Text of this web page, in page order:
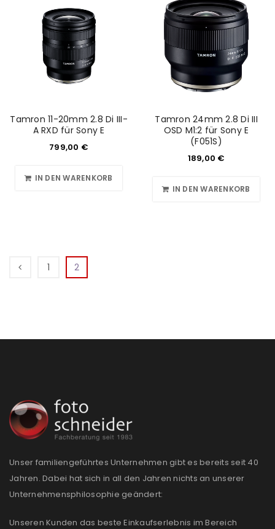
Tamron 11-20mm 2.8 Di III-
A RXD für Sony E
799,00 €
IN DEN WARENKORB
Tamron 24mm 2.8 Di III
OSD M1:2 für Sony E
(F051S)
189,00 €
IN DEN WARENKORB
1 2
Unser familiengeführtes Unternehmen gibt es bereits seit 40
Jahren. Dabei hat sich in all den Jahren nichts an unserer
Unternehmensphilosophie geändert:
Unseren Kunden das beste Einkaufserlebnis im Bereich